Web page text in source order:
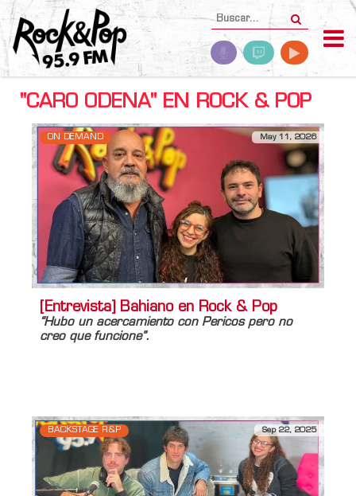
"CARO ODENA" EN ROCK & POP
ON DEMAND May 11, 2026
[Entrevista] Bahiano en Rock & Pop
“Hubo un acercamiento con Pericospero no
creo que funcione”.
BACKSTAGE R&P Sep 22, 2025